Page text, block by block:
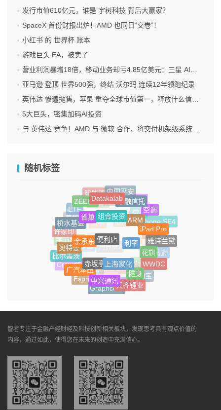
发行市值610亿元，谁是 宇树科技 背后大赢家？
SpaceX 首份财报出炉！AMD 也同日“交卷”！
小红书 的 世界杯 账本
游戏巨头 EA，被卖了
营业利润暴增18倍，移动业务却亏4.85亿美元：三星 AI红利的另一面
亚马逊 登顶 世界500强，终结 沃尔玛 连续12年领跑纪录
英伟达 惨遭抛售，苹果 重夺全球市值第一，释放什么信号？
5大巨头，密集加码AI投资
与 英伟达 竞争！AMD 与 微软 合作、将交付机架级系统Helios
随机标签
iPhone 7
小杨哥
智能驾驶中国平安
房贷
微软
芯片
研学
普华永道
ETF
ZEEKRDatakalab华融信托
空调
iPhone SE4
维达
FSD
零售
字节跳动
许家印
桥水基金
雀巢 组合投资
ARM
iPad Pro
雅诗兰黛
亚马逊
Netflix
SearchGPT
茶饮
CrowdStrike
比尔盖茨
奥特曼
余承东 便利店
利率
花旗
WWDC
淘宝
汉堡王
Meta
Esprit
广汽本田
赤坂亭 上海家化
健身
天齐锂业
Graphcore
中兴通讯
智者专注于金融产经财经及科技创新相关板块，发现思考具有观点价值的
内容，通过如此，使得您在未来的创造中充满信心。